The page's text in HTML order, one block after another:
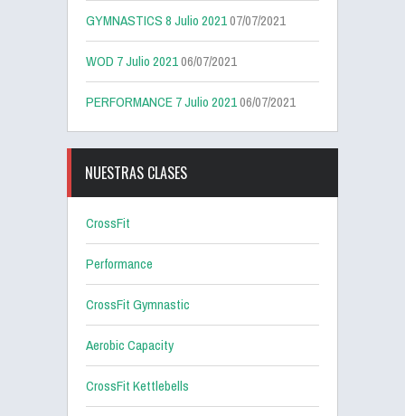
GYMNASTICS 8 Julio 202107/07/2021
WOD 7 Julio 202106/07/2021
PERFORMANCE 7 Julio 202106/07/2021
NUESTRAS CLASES
CrossFit
Performance
CrossFit Gymnastic
Aerobic Capacity
CrossFit Kettlebells